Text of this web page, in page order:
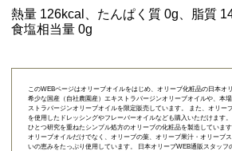
熱量 126kcal、たんぱく質 0g、脂質
食塩相当量 0g
このWEBページはオリーブオイルをはじめ、オリーブ化粧品の日本オ
希少な国産（自社農園産）エキストラバージンオリーブオイルや、本
ストラバージンオリーブオイルを限定販売しています。 また、オリー
を使用したドレッシングやフレーバーオイルなども購入いただけます
ひとつ研究を重ねたシンプル処方のオリーブの化粧品を製造しています
オリーブオイルだけでなく、オリーブの葉、オリーブ果汁・オリーブ
いの恵みをたっぷり使用しています。 日本オリーブWEB通販スタッフ